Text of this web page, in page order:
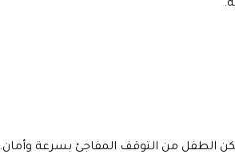
الطفل من التوقف المفاجئ بسرعة وأمان.